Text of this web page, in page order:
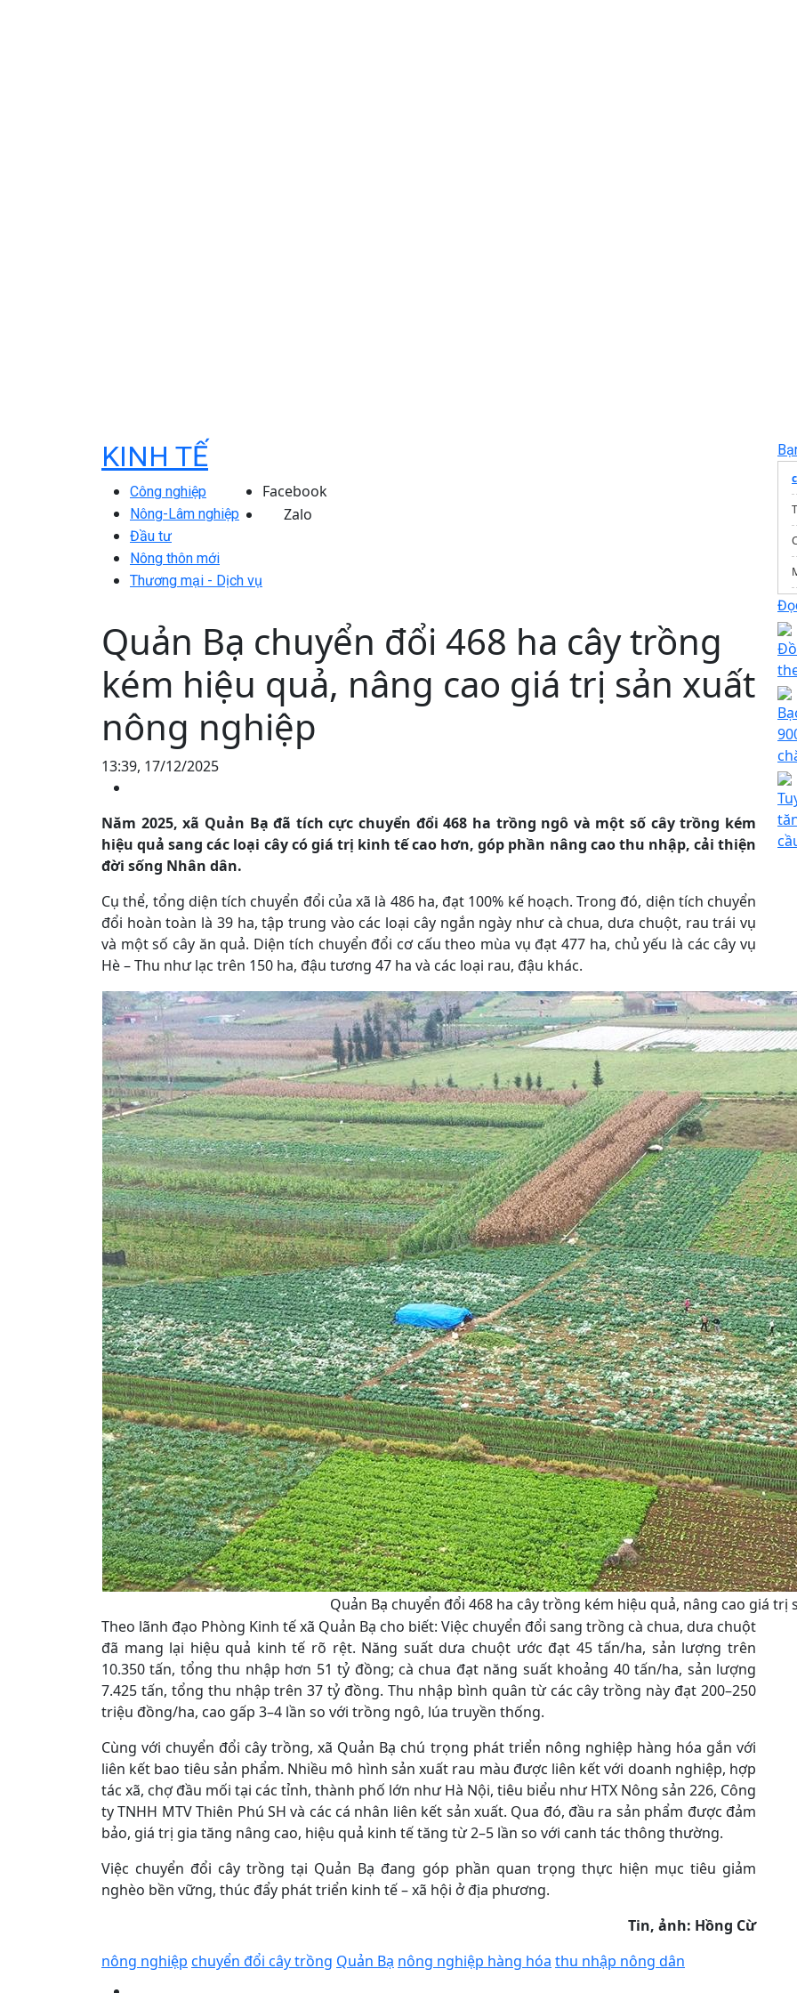
KINH TẾ
Công nghiệp
Nông-Lâm nghiệp
Đầu tư
Nông thôn mới
Thương mại - Dịch vụ
Facebook
Zalo
Quản Bạ chuyển đổi 468 ha cây trồng
kém hiệu quả, nâng cao giá trị sản xuất
nông nghiệp
13:39, 17/12/2025
Năm 2025, xã Quản Bạ đã tích cực chuyển đổi 468 ha trồng ngô và một số cây trồng kém
hiệu quả sang các loại cây có giá trị kinh tế cao hơn, góp phần nâng cao thu nhập, cải thiện
đời sống Nhân dân.
Cụ thể, tổng diện tích chuyển đổi của xã là 486 ha, đạt 100% kế hoạch. Trong đó, diện tích chuyển
đổi hoàn toàn là 39 ha, tập trung vào các loại cây ngắn ngày như cà chua, dưa chuột, rau trái vụ
và một số cây ăn quả. Diện tích chuyển đổi cơ cấu theo mùa vụ đạt 477 ha, chủ yếu là các cây vụ
Hè – Thu như lạc trên 150 ha, đậu tương 47 ha và các loại rau, đậu khác.
Quản Bạ chuyển đổi 468 ha cây trồng kém hiệu quả, nâng cao giá trị
Theo lãnh đạo Phòng Kinh tế xã Quản Bạ cho biết: Việc chuyển đổi sang trồng cà chua, dưa chuột
đã mang lại hiệu quả kinh tế rõ rệt. Năng suất dưa chuột ước đạt 45 tấn/ha, sản lượng trên
10.350 tấn, tổng thu nhập hơn 51 tỷ đồng; cà chua đạt năng suất khoảng 40 tấn/ha, sản lượng
7.425 tấn, tổng thu nhập trên 37 tỷ đồng. Thu nhập bình quân từ các cây trồng này đạt 200–250
triệu đồng/ha, cao gấp 3–4 lần so với trồng ngô, lúa truyền thống.
Cùng với chuyển đổi cây trồng, xã Quản Bạ chú trọng phát triển nông nghiệp hàng hóa gắn với
liên kết bao tiêu sản phẩm. Nhiều mô hình sản xuất rau màu được liên kết với doanh nghiệp, hợp
tác xã, chợ đầu mối tại các tỉnh, thành phố lớn như Hà Nội, tiêu biểu như HTX Nông sản 226, Công
ty TNHH MTV Thiên Phú SH và các cá nhân liên kết sản xuất. Qua đó, đầu ra sản phẩm được đảm
bảo, giá trị gia tăng nâng cao, hiệu quả kinh tế tăng từ 2–5 lần so với canh tác thông thường.
Việc chuyển đổi cây trồng tại Quản Bạ đang góp phần quan trọng thực hiện mục tiêu giảm
nghèo bền vững, thúc đẩy phát triển kinh tế – xã hội ở địa phương.
Tin, ảnh: Hồng Cừ
nông nghiệp chuyển đổi cây trồng Quản Bạ nông nghiệp hàng hóa thu nhập nông dân